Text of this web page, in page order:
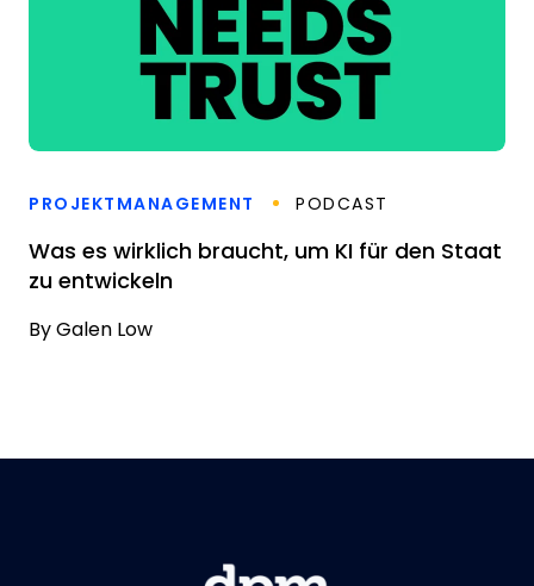
PROJEKTMANAGEMENT PODCAST
Was es wirklich braucht, um KI für den Staat
zu entwickeln
By Galen Low